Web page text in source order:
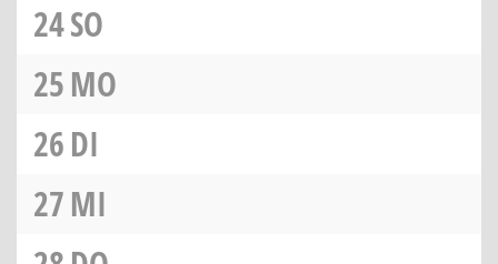
24SO
25MO
26DI
27MI